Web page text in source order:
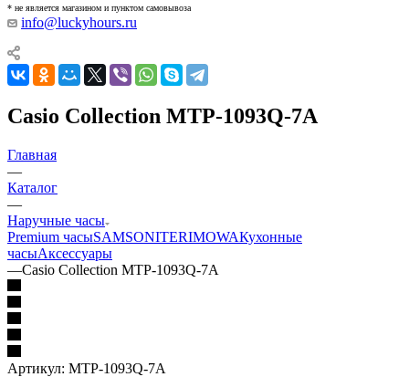
* не является магазином и пунктом самовывоза
info@luckyhours.ru
Casio Collection MTP-1093Q-7A
Главная
—
Каталог
—
Наручные часы
Premium часыSAMSONITERIMOWAКухонные
часыАксессуары
—Casio Collection MTP-1093Q-7A
Артикул: MTP-1093Q-7A